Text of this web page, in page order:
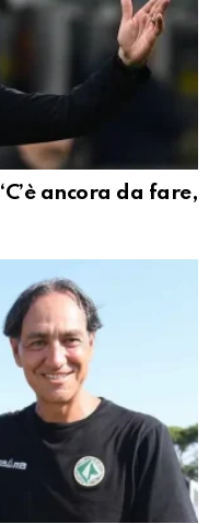
ancora da fare,